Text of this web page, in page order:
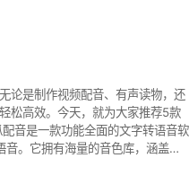
论是制作视频配音、有声读物，还
松高效。今天，就为大家推荐5款
。它拥有海量的音色库，涵盖了